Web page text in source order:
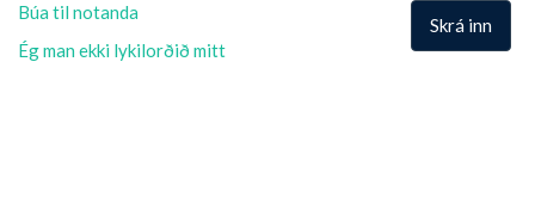
Skrá inn
Búa til notanda
Ég man ekki lykilorðið mitt